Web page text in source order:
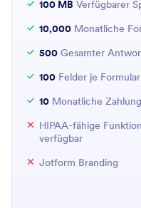
100 MB Verfügbarer
10,000 Monatliche
500 Gesamter
100 Felder je Formular
10 Monatliche
HIPAA-fähige
verfügbar
Jotform Branding